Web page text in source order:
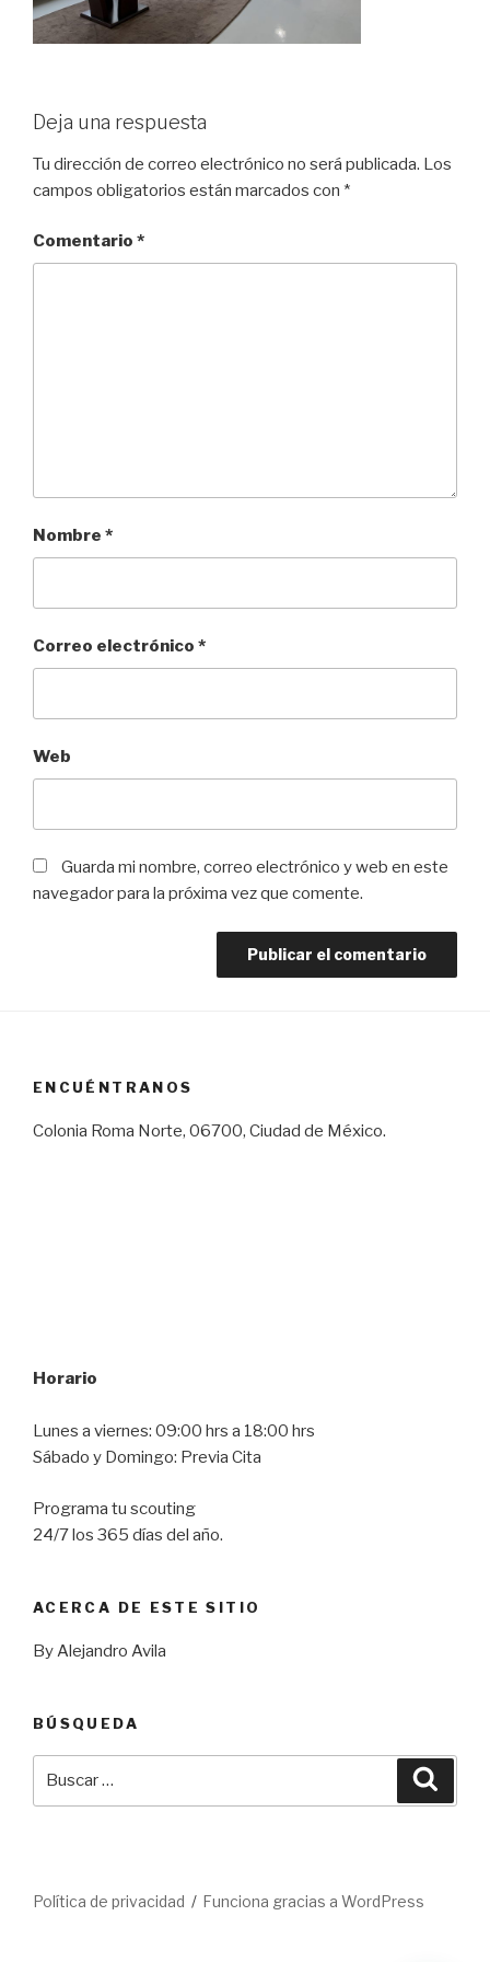
Deja una respuesta
Tu dirección de correo electrónico no será publicada. Los
campos obligatorios están marcados con *
Comentario *
Nombre *
Correo electrónico *
Web
Guarda mi nombre, correo electrónico y web en este
navegador para la próxima vez que comente.
ENCUÉNTRANOS
Colonia Roma Norte, 06700, Ciudad de México.
Horario
Lunes a viernes: 09:00 hrs a 18:00 hrs
Sábado y Domingo: Previa Cita
Programa tu scouting
24/7 los 365 días del año.
ACERCA DE ESTE SITIO
By Alejandro Avila
BÚSQUEDA
Política de privacidad Funciona gracias a WordPress